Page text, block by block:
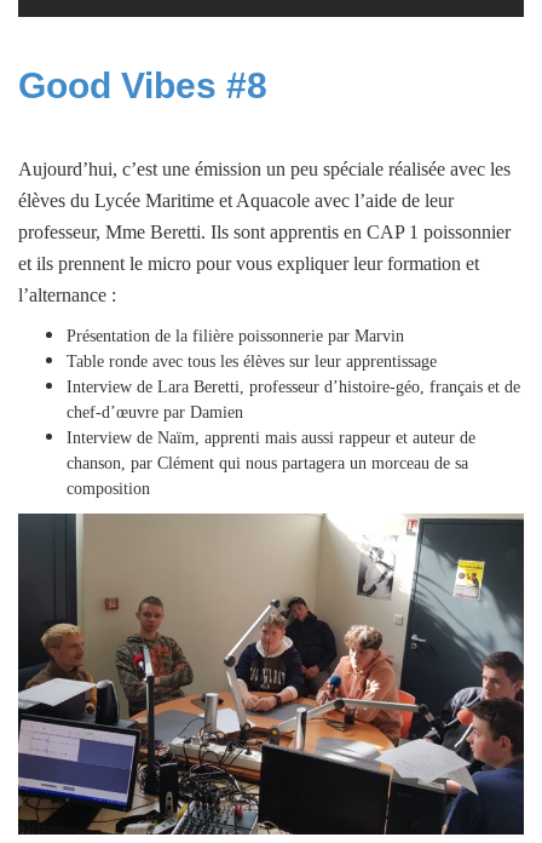
Good Vibes #8
Aujourd’hui, c’est une émission un peu spéciale réalisée avec les
élèves du Lycée Maritime et Aquacole avec l’aide de leur
professeur, Mme Beretti. Ils sont apprentis en CAP 1 poissonnier
et ils prennent le micro pour vous expliquer leur formation et
l’alternance :
Présentation de la filière poissonnerie par Marvin
Table ronde avec tous les élèves sur leur apprentissage
Interview de Lara Beretti, professeur d’histoire-géo, français et de
chef-d’œuvre par Damien
Interview de Naïm, apprenti mais aussi rappeur et auteur de
chanson, par Clément qui nous partagera un morceau de sa
composition